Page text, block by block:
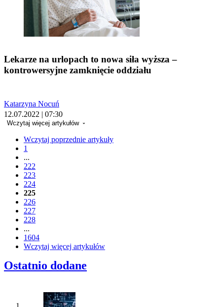
Lekarze na urlopach to nowa siła wyższa –
kontrowersyjne zamknięcie oddziału
Katarzyna Nocuń
12.07.2022 | 07:30
Wczytaj więcej artykułów
Wczytaj poprzednie artykuły
1
...
222
223
224
225
226
227
228
...
1604
Wczytaj więcej artykułów
Ostatnio dodane